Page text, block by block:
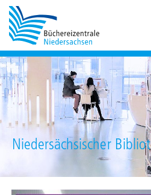
Niedersächsischer